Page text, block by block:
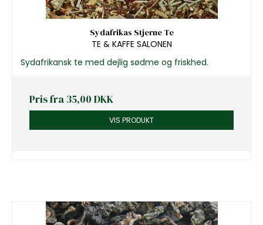
Sydafrikas Stjerne Te
TE & KAFFE SALONEN
Sydafrikansk te med dejlig sødme og friskhed.
Pris fra35,00 DKK
VIS PRODUKT